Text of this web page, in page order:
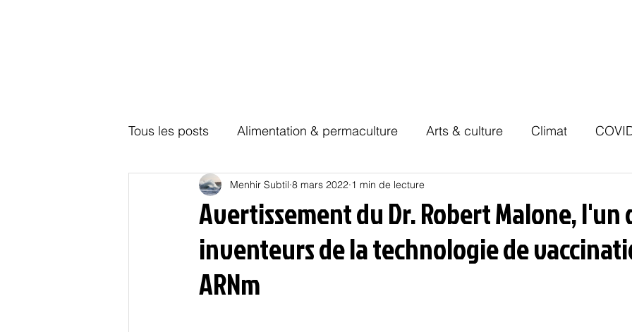
Tous les posts Alimentation & permaculture Arts & culture Climat
Education Energies Habitat Hors piste
Oligarchie Politique Psychologie Résilience Santé
Spiritualités Low tech
Avertissement du Dr. Robert Malone, l'un
inventeurs de la technologie de
ARNm
Menhir Subtil 8 mars 2022 1 min de lecture